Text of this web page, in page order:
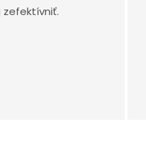
zefektívniť.